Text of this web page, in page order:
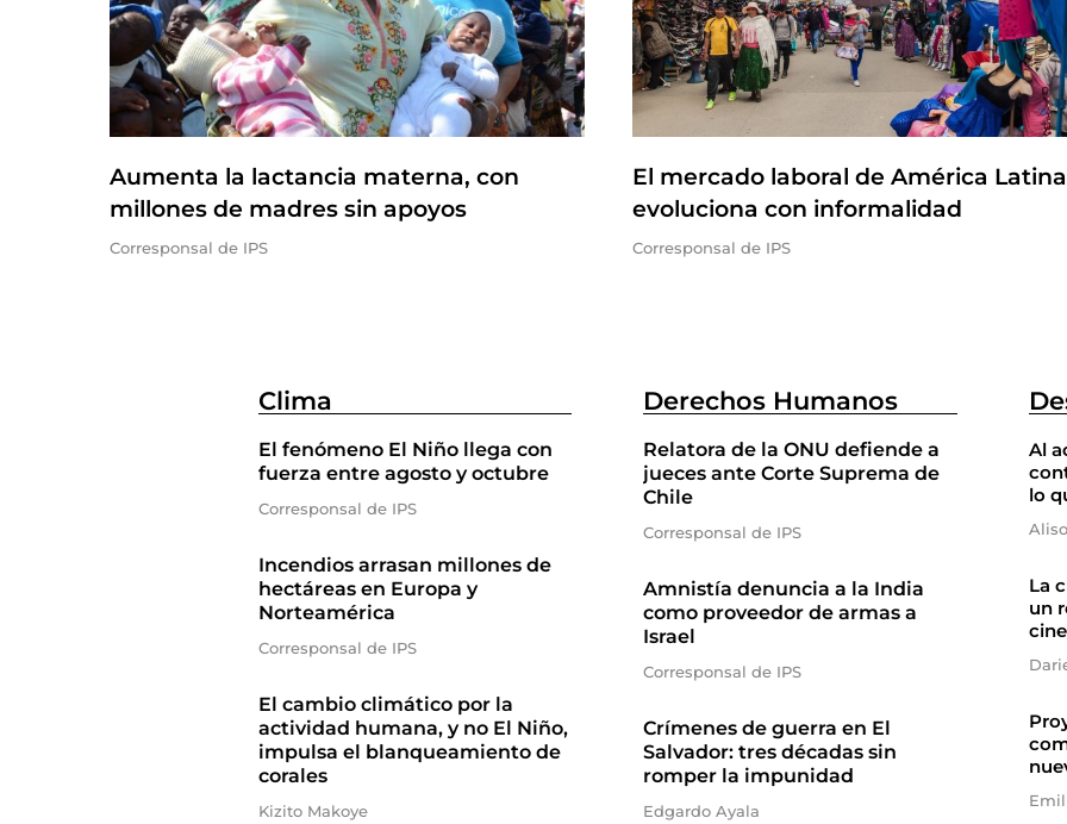
Aumenta la lactancia materna, con
millones de madres sin apoyos
Corresponsal de IPS
El mercado laboral de América Latina
evoluciona con informalidad
Corresponsal de IPS
Clima
El fenómeno El Niño llega con
fuerza entre agosto y octubre
Corresponsal de IPS
Incendios arrasan millones de
hectáreas en Europa y
Norteamérica
Corresponsal de IPS
El cambio climático por la
actividad humana, y no El Niño,
impulsa el blanqueamiento de
corales
Kizito Makoye
Derechos Humanos
Relatora de la ONU defiende a
jueces ante Corte Suprema de
Chile
Corresponsal de IPS
Amnistía denuncia a la India
como proveedor de armas a
Israel
Corresponsal de IPS
Crímenes de guerra en El
Salvador: tres décadas sin
romper la impunidad
Edgardo Ayala
Al
lo
La
un
cine